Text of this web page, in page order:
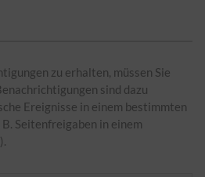
zu erhalten, müssen Sie
sind dazu
Ereignisse in einem bestimmten
Seitenfreigaben in einem
).